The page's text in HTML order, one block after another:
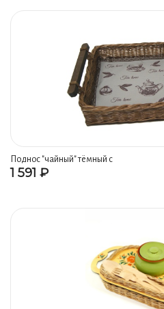
Поднос "чайный" тёмный с
текстильной салфеткой с принтом
1 591 ₽